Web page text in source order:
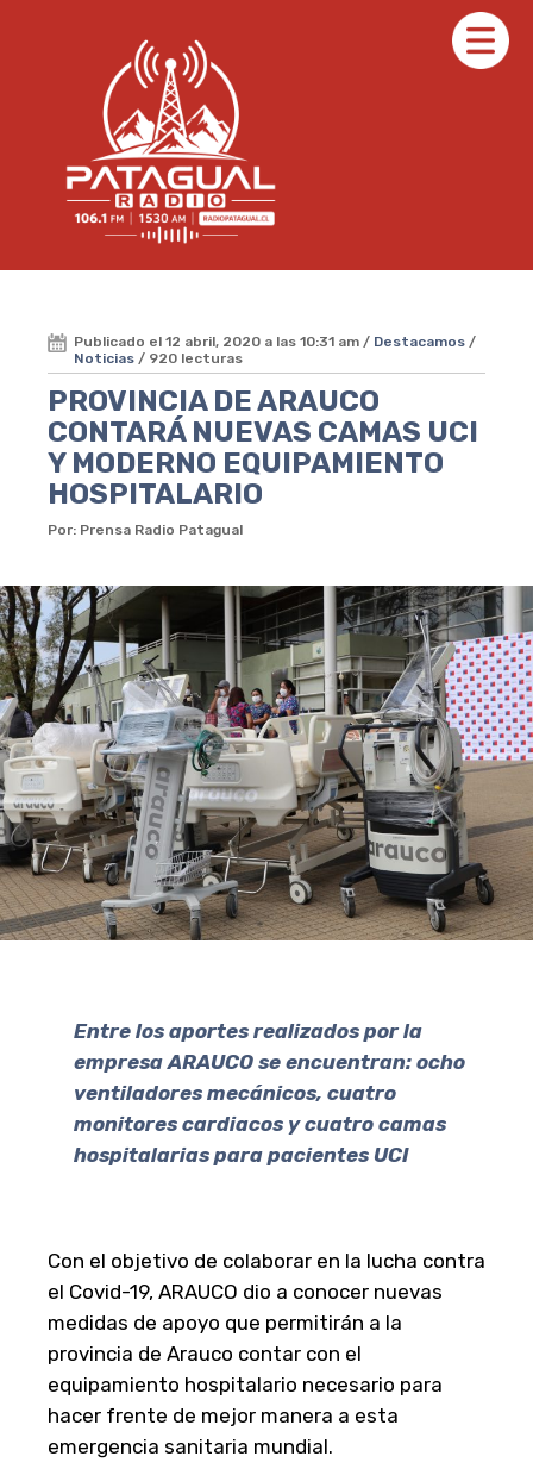
Publicado el 12 abril, 2020 a las 10:31 am / Destacamos /
Noticias / 920 lecturas
PROVINCIA DE ARAUCO
CONTARÁ NUEVAS CAMAS UCI
Y MODERNO EQUIPAMIENTO
HOSPITALARIO
Por: Prensa Radio Patagual
Entre los aportes realizados por la
empresa ARAUCO se encuentran: ocho
ventiladores mecánicos, cuatro
monitores cardiacos y cuatro camas
hospitalarias para pacientes UCI
Con el objetivo de colaborar en la lucha contra
el Covid-19, ARAUCO dio a conocer nuevas
medidas de apoyo que permitirán a la
provincia de Arauco contar con el
equipamiento hospitalario necesario para
hacer frente de mejor manera a esta
emergencia sanitaria mundial.